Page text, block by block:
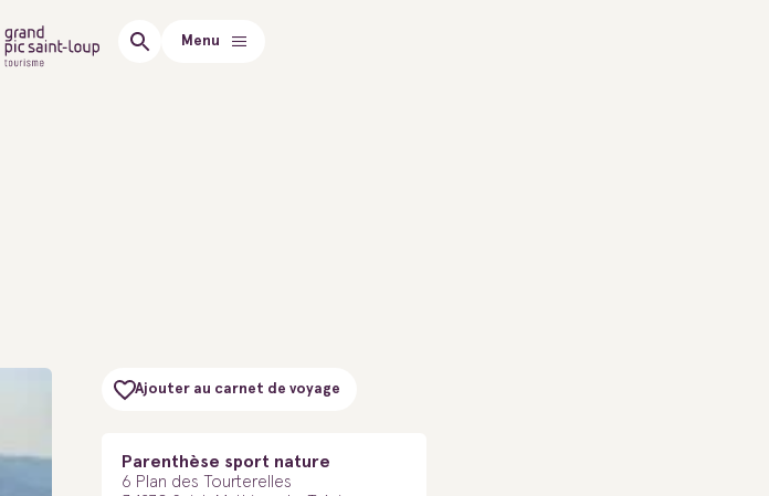
Menu
Ajouter au carnet de voyage
Parenthèse sport nature
6 Plan des Tourterelles